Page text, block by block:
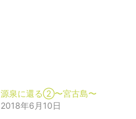
源泉に還る②〜宮古島〜
2018年6月10日